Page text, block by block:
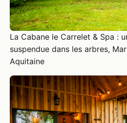
La Cabane le Carrelet & Spa :
suspendue dans les arbres,
Aquitaine